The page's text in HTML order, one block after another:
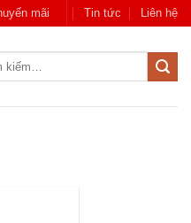
mãi Tin tức Liên hệ